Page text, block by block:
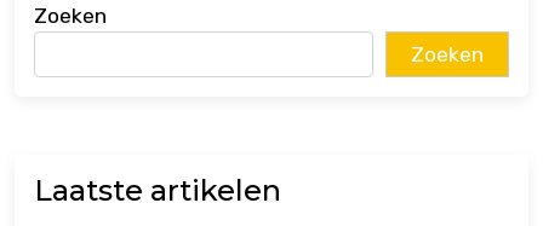
Zoeken
Zoeken
Laatste artikelen